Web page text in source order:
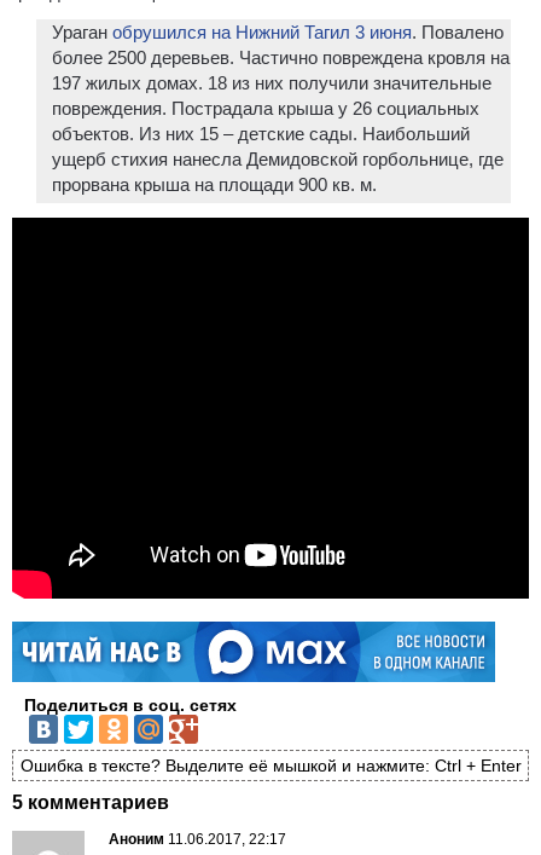
Ураган обрушился на Нижний Тагил 3 июня. Повалено
более 2500 деревьев. Частично повреждена кровля на
197 жилых домах. 18 из них получили значительные
повреждения. Пострадала крыша у 26 социальных
объектов. Из них 15 – детские сады. Наибольший
ущерб стихия нанесла Демидовской горбольнице, где
прорвана крыша на площади 900 кв. м.
Поделиться в соц. сетях
Ошибка в тексте? Выделите её мышкой и нажмите: Ctrl + Enter
5 комментариев
Аноним 11.06.2017, 22:17